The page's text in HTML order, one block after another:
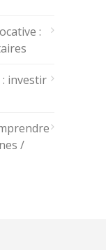
:
: investir
/